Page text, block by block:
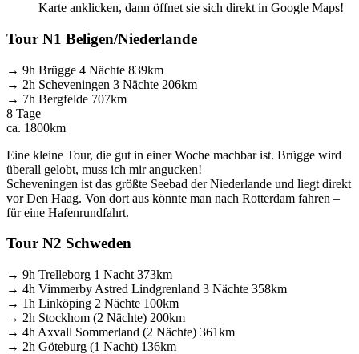
Karte anklicken, dann öffnet sie sich direkt in Google Maps!
Tour N1 Beligen/Niederlande
→ 9h Brügge 4 Nächte 839km
→ 2h Scheveningen 3 Nächte 206km
→ 7h Bergfelde 707km
8 Tage
ca. 1800km
Eine kleine Tour, die gut in einer Woche machbar ist. Brügge wird
überall gelobt, muss ich mir angucken!
Scheveningen ist das größte Seebad der Niederlande und liegt direkt
vor Den Haag. Von dort aus könnte man nach Rotterdam fahren –
für eine Hafenrundfahrt.
Tour N2 Schweden
→ 9h Trelleborg 1 Nacht 373km
→ 4h Vimmerby Astred Lindgrenland 3 Nächte 358km
→ 1h Linköping 2 Nächte 100km
→ 2h Stockhom (2 Nächte) 200km
→ 4h Axvall Sommerland (2 Nächte) 361km
→ 2h Göteburg (1 Nacht) 136km